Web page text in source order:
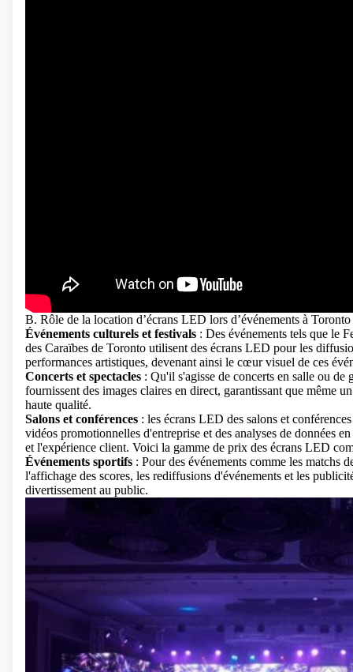
B. Rôle de la location d’écrans LED lors d’événements à Toronto
Événements culturels et festivals : Des événements tels que le
des Caraïbes de Toronto utilisent des écrans LED pour les
performances artistiques, devenant ainsi le cœur visuel de ces
Concerts et spectacles : Qu'il s'agisse de concerts en salle ou de
fournissent des images claires en direct, garantissant que même
haute qualité.
Salons et conférences : les écrans LED des salons et
vidéos promotionnelles d'entreprise et des analyses de données
et l'expérience client. Voici la gamme de prix des écrans LED
Événements sportifs : Pour des événements comme les matchs
l'affichage des scores, les rediffusions d'événements et les
divertissement au public.